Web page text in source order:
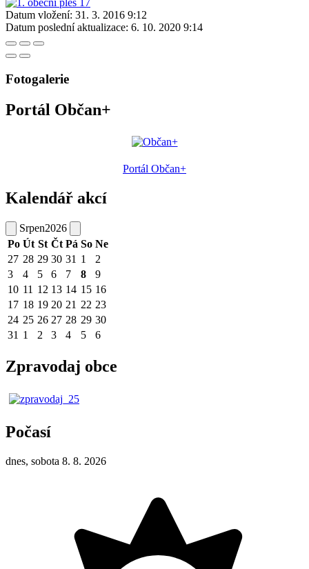
Datum vložení: 31. 3. 2016 9:12
Datum poslední aktualizace: 6. 10. 2020 9:14
Fotogalerie
Portál Občan+
Portál Občan+
Kalendář akcí
Srpen2026
Po Út St Čt Pá So Ne
27 28 29 30 31 1
2
3
4 5 6 7 8
9
10 11 12 13 14 15 16
17 18 19 20 21 22 23
24 25 26 27 28 29 30
31 1 2 3 4 5 6
Zpravodaj obce
Počasí
dnes, sobota 8. 8. 2026